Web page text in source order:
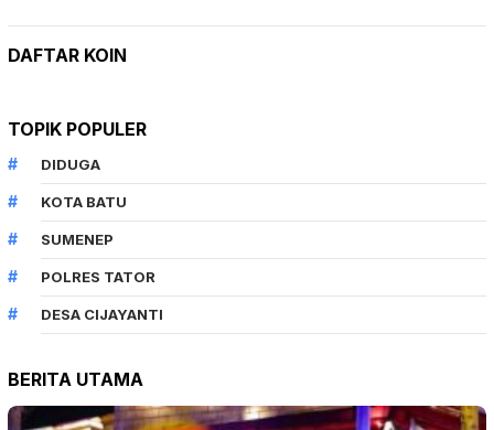
DAFTAR KOIN
TOPIK POPULER
DIDUGA
KOTA BATU
SUMENEP
POLRES TATOR
DESA CIJAYANTI
BERITA UTAMA